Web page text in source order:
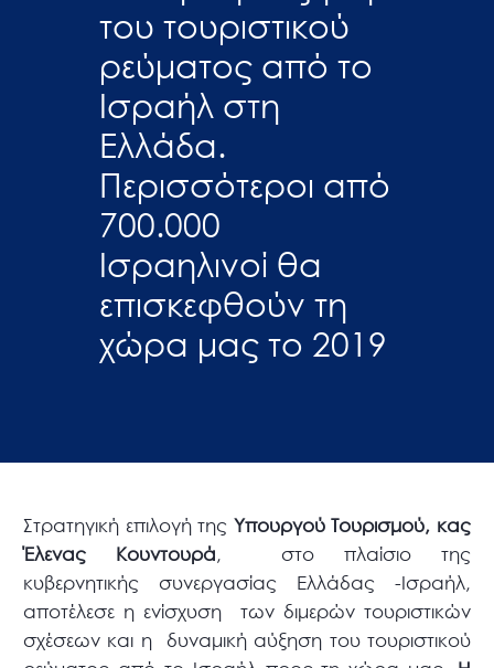
του τουριστικού
ρεύματος από το
Ισραήλ στη
Ελλάδα.
Περισσότεροι από
700.000
Ισραηλινοί θα
επισκεφθούν τη
χώρα μας το 2019
Στρατηγική επιλογή της Υπουργού Τουρισμού, κας
Έλενας Κουντουρά, στο πλαίσιο της
κυβερνητικής συνεργασίας Ελλάδας -Ισραήλ,
αποτέλεσε η ενίσχυση των διμερών τουριστικών
σχέσεων και η δυναμική αύξηση του τουριστικού